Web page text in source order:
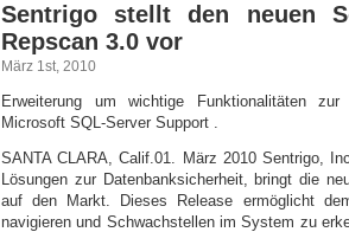
Sentrigo stellt den neuen
Repscan 3.0 vor
März 1st, 2010
Erweiterung um wichtige Funktionalitäten
Microsoft SQL-Server Support .
SANTA CLARA, Calif.01. März 2010 Sentrigo,
Lösungen zur Datenbanksicherheit, bringt die
auf den Markt. Dieses Release ermöglicht
navigieren und Schwachstellen im System zu